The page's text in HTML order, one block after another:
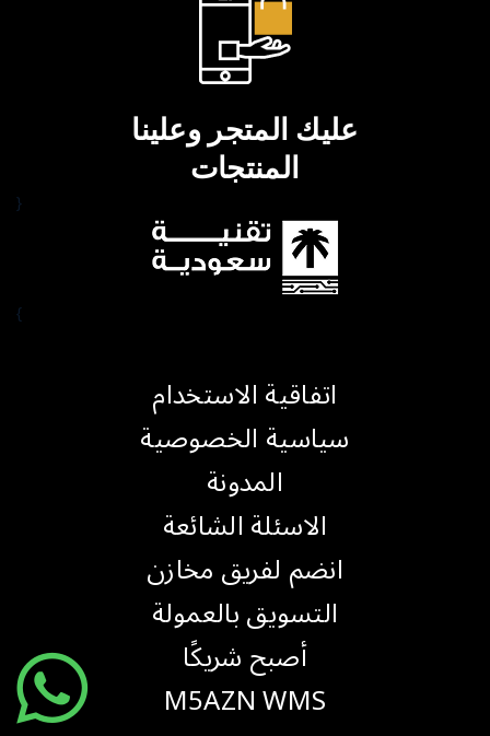
عليك المتجر وعلينا
المنتجات
{
}
اتفاقية الاستخدام
سياسية الخصوصية
المدونة
الاسئلة الشائعة
انضم لفريق مخازن
التسويق بالعمولة
أصبح شريكًا
M5AZN WMS